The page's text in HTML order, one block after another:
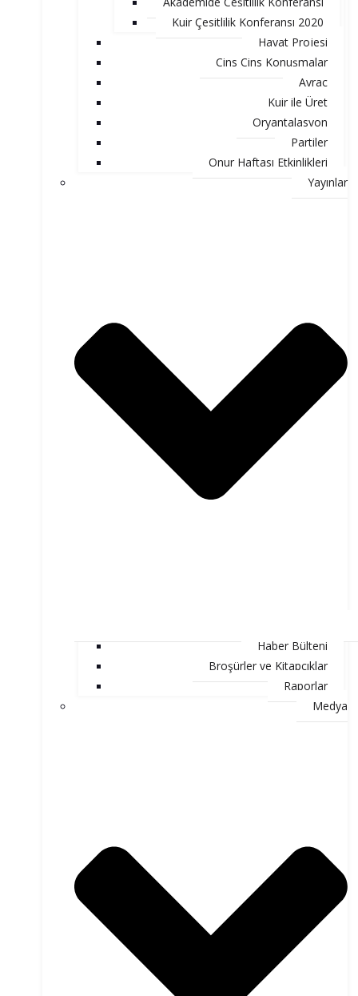
Kuir Çesitlilik Konferansı 2020
Hayat Projesi
Cins Cins Konuşmalar
Ayraç
Kuir ile Üret
Oryantalasyon
Partiler
Onur Haftası Etkinlikleri
Yayınlar
Haber Bülteni
Broşürler ve Kitapçıklar
Raporlar
Medya